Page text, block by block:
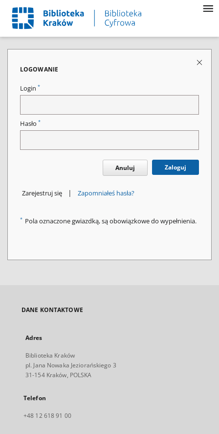
LOGOWANIE
Login *
Hasło *
Anuluj Zaloguj
Zarejestruj się | Zapomniałeś hasła?
* Pola oznaczone gwiazdką, są obowiązkowe do wypełnienia.
DANE KONTAKTOWE
Adres
Biblioteka Kraków
pl. Jana Nowaka Jeziorańskiego 3
31-154 Kraków, POLSKA
Telefon
+48 12 618 91 00